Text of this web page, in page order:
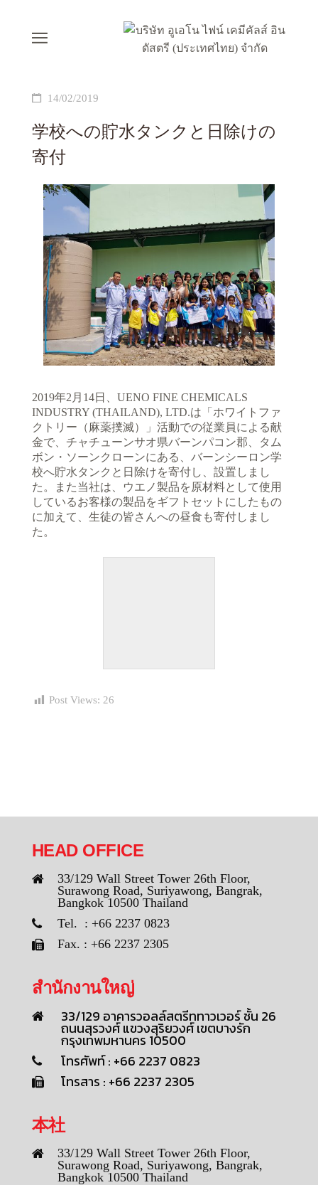
14/02/2019
学校への貯水タンクと日除けの
寄付
2019年2月14日、UENO FINE CHEMICALS
INDUSTRY (THAILAND), LTD.は「ホワイトファ
クトリー（麻薬撲滅）」活動での従業員による献
金で、チャチューンサオ県バーンパコン郡、タム
ボン・ソーンクローンにある、バーンシーロン学
校へ貯水タンクと日除けを寄付し、設置しまし
た。また当社は、ウエノ製品を原材料として使用
しているお客様の製品をギフトセットにしたもの
に加えて、生徒の皆さんへの昼食も寄付しまし
た。
Post Views: 26
HEAD OFFICE
33/129 Wall Street Tower 26th Floor,
Surawong Road, Suriyawong, Bangrak,
Bangkok 10500 Thailand
Tel. : +66 2237 0823
Fax. : +66 2237 2305
สำนักงานใหญ่
33/129 อาคารวอลล์สตรีททาวเวอร์ ชั้น 26
ถนนสุรวงศ์ แขวงสุริยวงศ์ เขตบางรัก
กรุงเทพมหานคร 10500
โทรศัพท์ : +66 2237 0823
โทรสาร : +66 2237 2305
本社
33/129 Wall Street Tower 26th Floor,
Surawong Road, Suriyawong, Bangrak,
Bangkok 10500 Thailand